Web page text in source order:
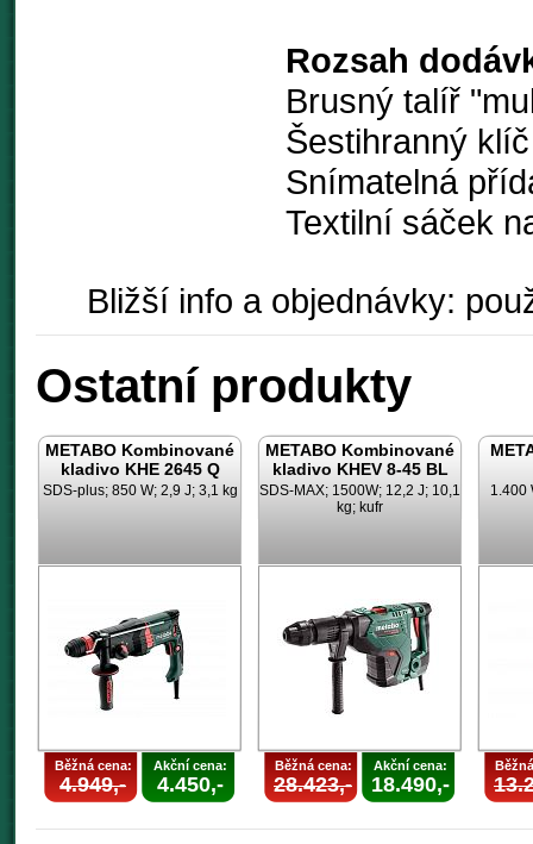
Rozsah
Brusný talíř
Šestihranný klíč
Snímatelná
Textilní sáček
Bližší info a objednávky:
Ostatní produkty
METABO Kombinované
kladivo KHE 2645 Q
SDS-plus; 850 W; 2,9 J; 3,1 kg
Běžná cena:
4.949,-
Akční cena:
4.450,-
METABO Kombinované
kladivo KHEV 8-45 BL
SDS-MAX; 1500W; 12,2 J; 10,1
kg; kufr
Běžná cena:
28.423,-
Akční cena:
18.490,-
1.400